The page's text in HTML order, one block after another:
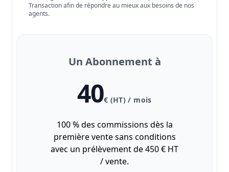
Transaction afin de répondre au mieux aux besoins de nos
agents.
Un Abonnement à
40€ (HT) / mois
100 % des commissions dès la
première vente sans conditions
avec un prélèvement de 450 € HT
/ vente.